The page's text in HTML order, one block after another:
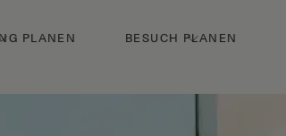
PLANEN BESUCH PLANEN